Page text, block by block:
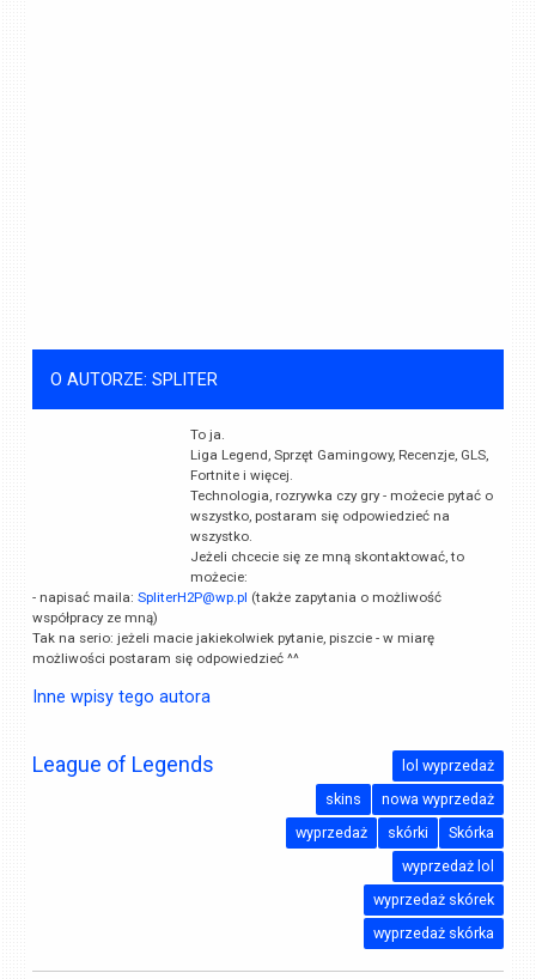
O AUTORZE: SPLITER
To ja.
Liga Legend, Sprzęt Gamingowy, Recenzje, GLS,
Fortnite i więcej.
Technologia, rozrywka czy gry - możecie pytać o
wszystko, postaram się odpowiedzieć na
wszystko.
Jeżeli chcecie się ze mną skontaktować, to
możecie:
- napisać maila:SpliterH2P@wp.pl (także zapytania o możliwość
współpracy ze mną)
Tak na serio: jeżeli macie jakiekolwiek pytanie, piszcie - w miarę
możliwości postaram się odpowiedzieć ^^
Inne wpisy tego autora
League of Legends
lol wyprzedaż
nowa wyprzedaż
skins
Skórka
skórki
wyprzedaż
wyprzedaż lol
wyprzedaż skórek
wyprzedaż skórka